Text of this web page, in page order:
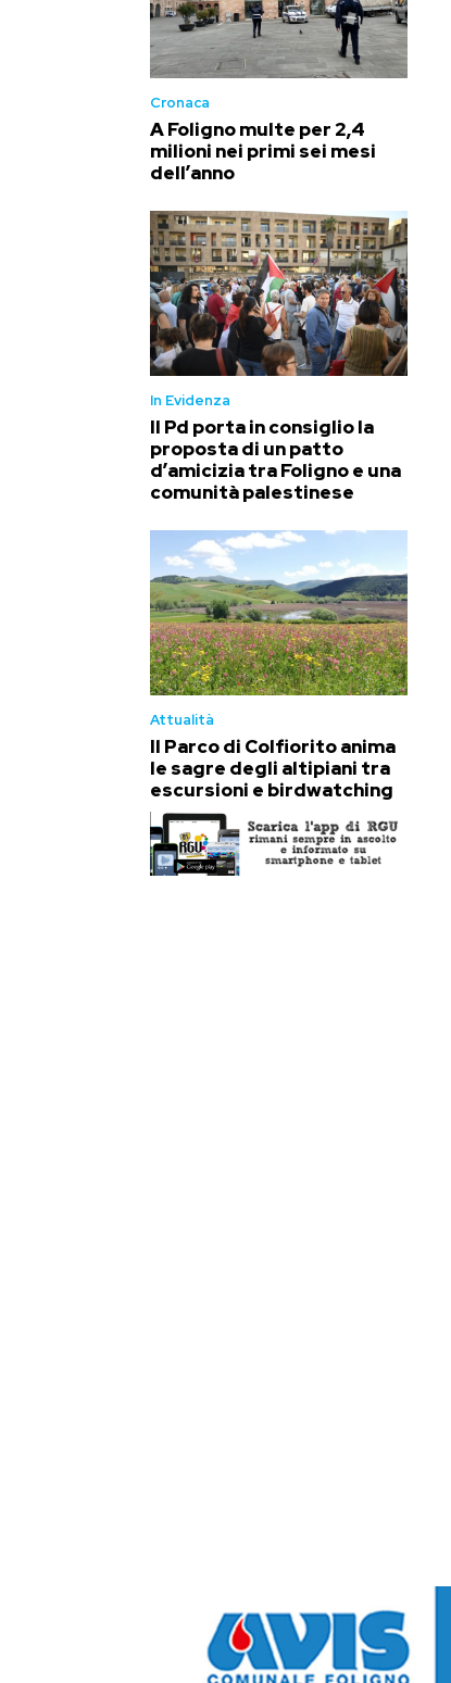
Cronaca
A Foligno multe per 2,4
milioni nei primi sei mesi
dell’anno
In Evidenza
Il Pd porta in consiglio la
proposta di un patto
d’amicizia tra Foligno e una
comunità palestinese
Attualità
Il Parco di Colfiorito anima
le sagre degli altipiani tra
escursioni e birdwatching